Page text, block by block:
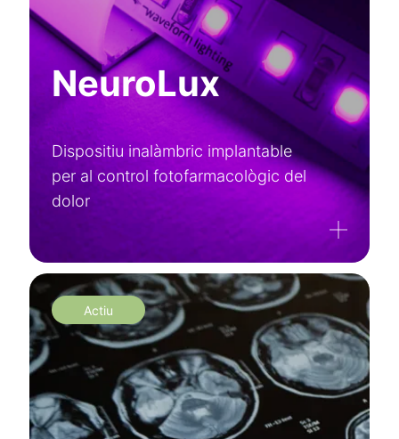
NeuroLux
Dispositiu inalàmbric implantable
per al control fotofarmacològic del
dolor
Actiu